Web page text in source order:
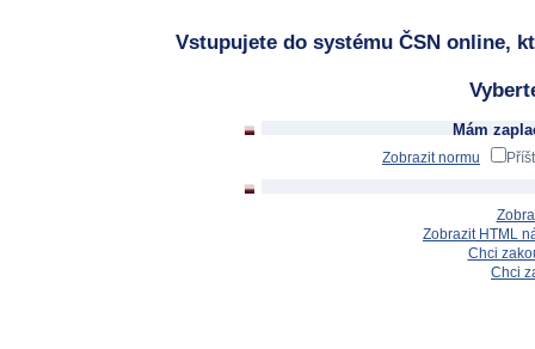
Vstupujete do systému ČSN online,
Mám
Zobrazit normu
Zobrazit HTML
Chci
Chci